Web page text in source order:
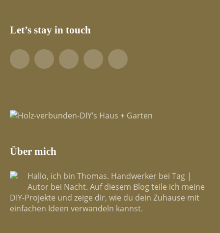
Let’s stay in touch
FacebookYouTubePinterestLinkedIn
Über mich
Hallo, ich bin Thomas. Handwerker bei Tag |
Autor bei Nacht. Auf diesem Blog teile ich meine
DIY-Projekte und zeige dir, wie du dein Zuhause mit
einfachen Ideen verwandeln kannst.